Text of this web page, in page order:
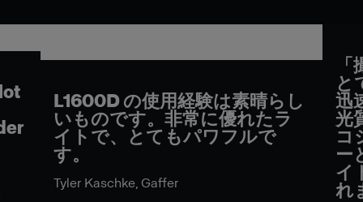
L1600D の使用経験は素晴らし
いものです。非常に優れたラ
イトで、とてもパワフルで
す。
Tyler Kaschke, Gaffer
と
迅
光
コ
ー
イ
れ